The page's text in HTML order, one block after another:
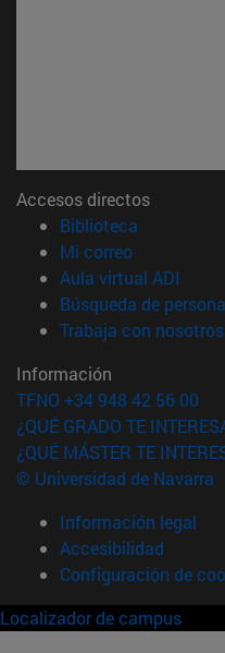
Accesos directos
Biblioteca
Mi correo(abre en
Aula virtual ADI
Búsqueda de
Trabaja con nosotros
Información
TFNO +34 948 42 56 00
¿QUÉ GRADO TE
¿QUÉ MÁSTER TE
© Universidad de Navarra
Información legal
Accesibilidad
Configuración de
Localizador de campus